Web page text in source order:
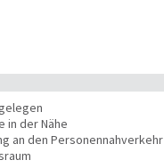
in der Nähe
an den Personennahverkehr